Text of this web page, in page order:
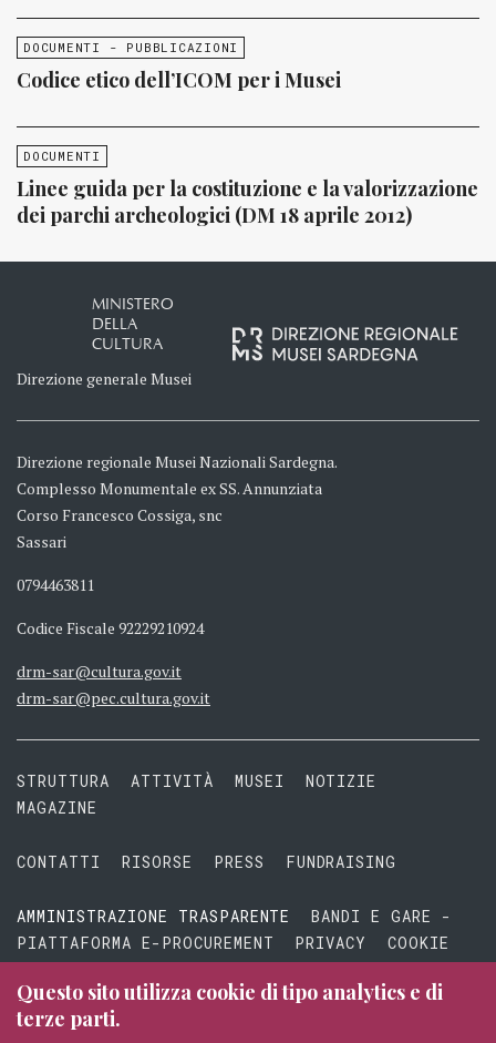
DOCUMENTI - PUBBLICAZIONI
Codice etico dell’ICOM per i Musei
DOCUMENTI
Linee guida per la costituzione e la valorizzazione
dei parchi archeologici (DM 18 aprile 2012)
MINISTERO
DELLA
CULTURA
Direzione generale Musei
Direzione regionale Musei Nazionali Sardegna.
Complesso Monumentale ex SS. Annunziata
Corso Francesco Cossiga, snc
Sassari
0794463811
Codice Fiscale 92229210924
drm-sar@cultura.gov.it
drm-sar@pec.cultura.gov.it
STRUTTURA ATTIVITÀ MUSEI
NOTIZIE
MAGAZINE
CONTATTI RISORSE PRESS FUNDRAISING
AMMINISTRAZIONE TRASPARENTE
BANDI E GARE -
PIATTAFORMA E-PROCUREMENT
PRIVACY
COOKIE
TERMINI E CONDIZIONI
Questo sito utilizza cookie di tipo analytics e di
terze parti.